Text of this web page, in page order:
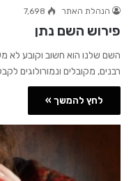
הנהלת האתר 7,698
פירוש השם נתן
השם שלנו הוא חשוב וקובע לא
רבנים, מקובלים ונמורולוגים
לחץ להמשך »